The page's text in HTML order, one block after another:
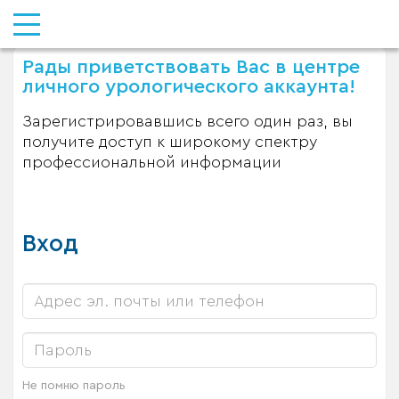
Рады приветствовать Вас в центре
личного урологического аккаунта!
Зарегистрировавшись всего один раз, вы
получите доступ к широкому спектру
профессиональной информации
Вход
Не помню пароль